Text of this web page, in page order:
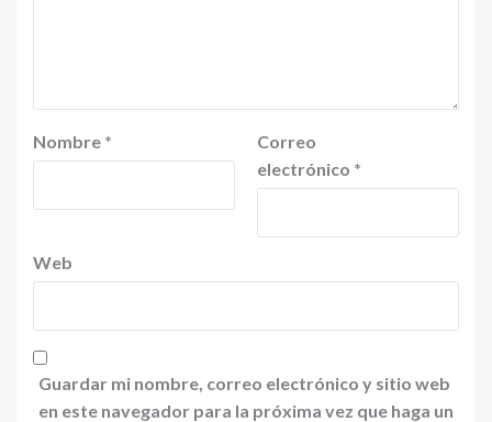
Nombre *
Correo
electrónico *
Web
Guardar mi nombre, correo electrónico y sitio web
en este navegador para la próxima vez que haga un